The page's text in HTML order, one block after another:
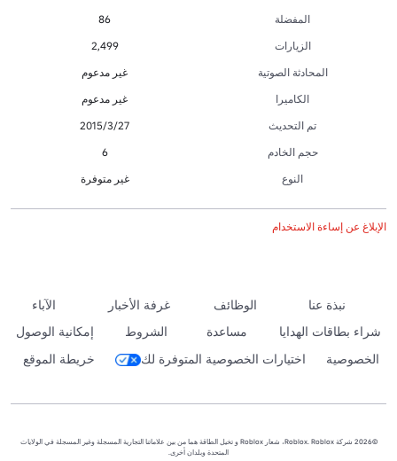
المفضلة
86
الزيارات
2,499
المحادثة الصوتية
غير مدعوم
الكاميرا
غير مدعوم
تم التحديث
27‏/3‏/2015
حجم الخادم
6
النوع
غير متوفرة
الإبلاغ عن إساءة الاستخدام
نبذة عنا الوظائف غرفة الأخبار
الآباء
شراء بطاقات الهدايا
مساعدة الشروط
إمكانية الوصول
الخصوصية
اختيارات الخصوصية المتوفرة لك خريطة الموقع
©2026 شركة Roblox. Roblox، شعار Roblox و تخيل الطاقة هما من بين علاماتنا التجارية المسجلة وغير المسجلة في الولايات
المتحدة وبلدان أخرى.